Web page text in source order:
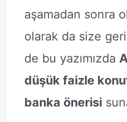
aşamadan sonra
olarak da size geri
de bu yazımızda
düşük faizle
banka önerisi